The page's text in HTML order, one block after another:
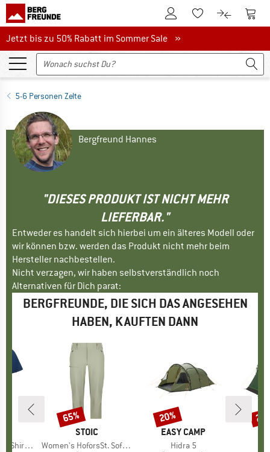
Zum KundenkontoZum Merkzettel.
Zum Zum
Jetzt bis zu 50% Rabatt im Sommer Sale
Jetzt bis zu 50% Rabatt im Sommer Sale »
5-6 Personen Zelte
Bergfreund Hannes
"DIESES PRODUKT IST NICHT MEHR
LIEFERBAR."
Entweder es handelt sich hierbei um ein älteres Modell oder
wir können bzw. werden das Produkt nicht mehr beim
Hersteller nachbestellen.
Nicht verzagen, wir haben selbstverständlich noch
Alternativen für Dich parat:
BERGFREUNDE, DIE SICH DAS ANGESEHEN
HABEN, KAUFTEN DANN
XT-Shirt
MARKE
STOIC
Artikel
Women's HoforsSt. Softshell Pants Capri Light
Rabatt
65%
MARKE
EASY CAMP
Artikel
Hidra 5
Rabatt
20%